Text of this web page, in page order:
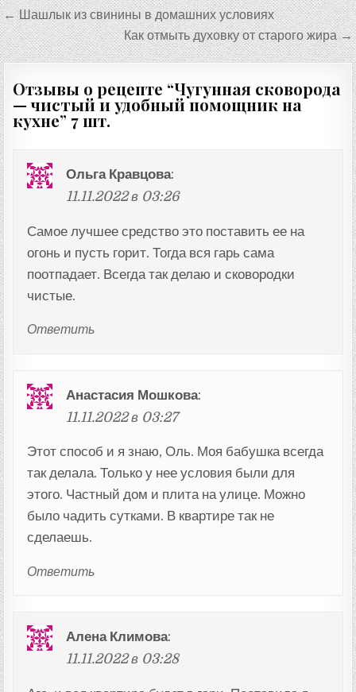
Навигация
по
записям
← Шашлык из свинины в домашних условиях
Как отмыть духовку от старого жира →
Отзывы о рецепте “Чугунная сковорода
— чистый и удобный помощник на
кухне” 7 шт.
Ольга Кравцова:
11.11.2022 в 03:26
Самое лучшее средство это поставить ее на
огонь и пусть горит. Тогда вся гарь сама
поотпадает. Всегда так делаю и сковородки
чистые.
Ответить
Анастасия Мошкова:
11.11.2022 в 03:27
Этот способ и я знаю, Оль. Моя бабушка всегда
так делала. Только у нее условия были для
этого. Частный дом и плита на улице. Можно
было чадить сутками. В квартире так не
сделаешь.
Ответить
Алена Климова:
11.11.2022 в 03:28